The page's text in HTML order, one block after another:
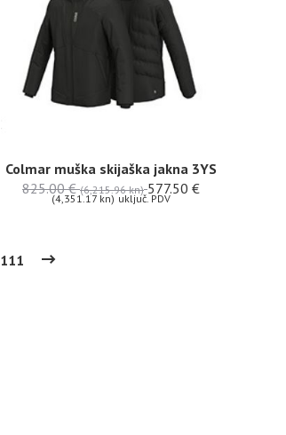
Colmar muška skijaška jakna 3YS
825.00€ (6,215.96 kn) 577.50 €
(4,351.17 kn) uključ. PDV
111